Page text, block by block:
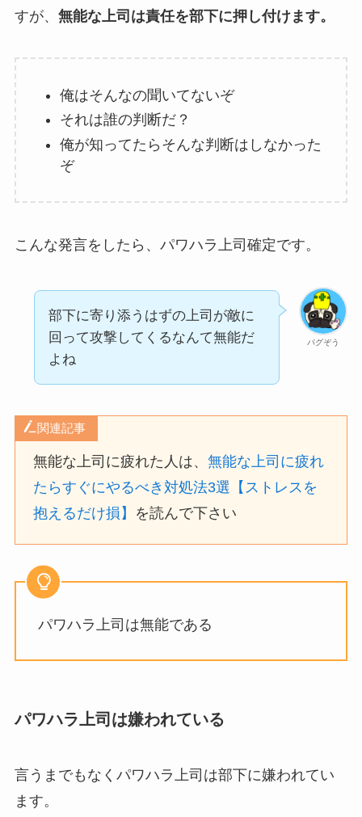
すが、 無能な上司は責任を部下に押し付けます。
俺はそんなの聞いてないぞ
それは誰の判断だ？
俺が知ってたらそんな判断はしなかった
ぞ
こんな発言をしたら、パワハラ上司確定です。
パグぞう
部下に寄り添うはずの上司が敵に
回って攻撃してくるなんて無能だ
よね
関連記事
無能な上司に疲れた人は、無能な上司に疲れ
たらすぐにやるべき対処法3選【ストレスを
抱えるだけ損】 を読んで下さい
パワハラ上司は無能である
パワハラ上司は嫌われている
言うまでもなくパワハラ上司は部下に嫌われてい
ます。